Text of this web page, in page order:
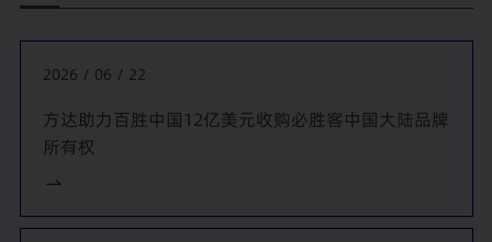
15%的股权提供法律服务。
国银行、花旗银行、瑞士信贷新加坡分行、星展银行、德意志
本、中信资本、光大结构投资控股等私募股权投资基金组成的
财团提供定期贷款，用于分众传媒控股有限公司(纳斯达克上市
公司)私有化项目提供法律服务。
我们代表平安银行，为其向中国海王连锁药店控股有限公司提
2026 / 06 / 22
方达助力百胜中国12亿美元收购必胜客中国大陆品牌
所有权